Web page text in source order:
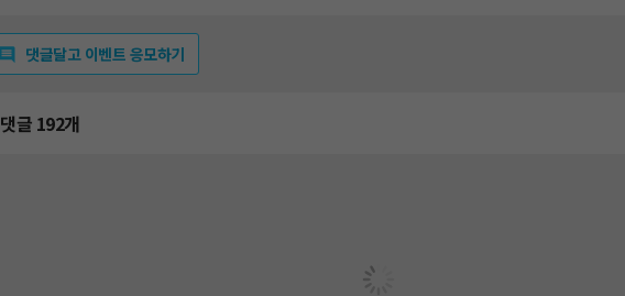
댓글달고 이벤트 응모하기
댓글 192개